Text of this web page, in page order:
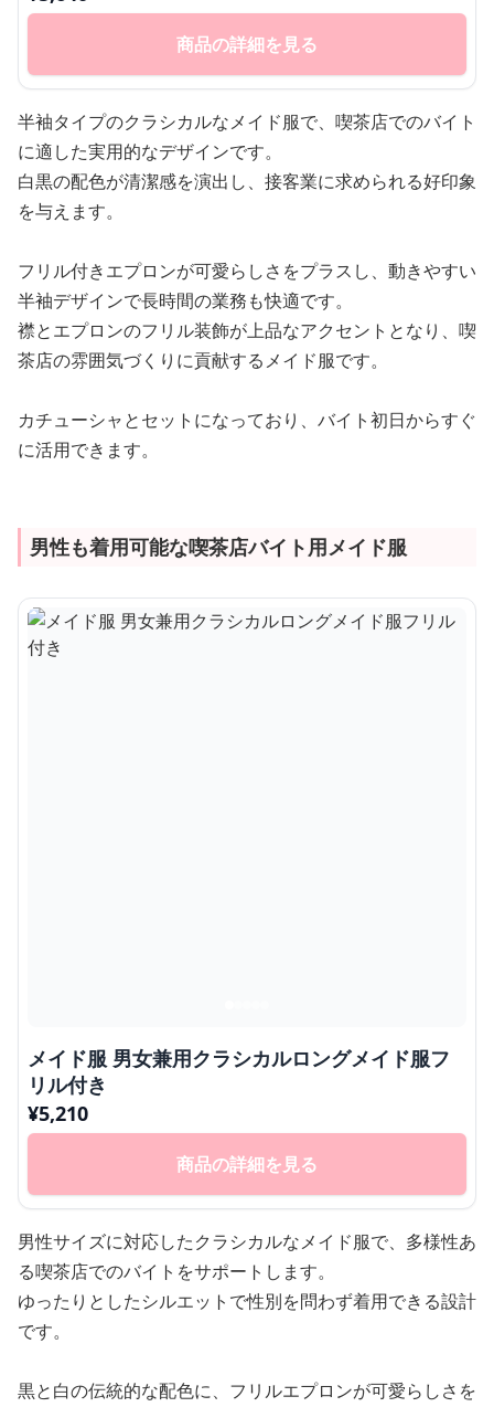
商品の詳細を見る
半袖タイプのクラシカルなメイド服で、喫茶店でのバイト
に適した実用的なデザインです。
白黒の配色が清潔感を演出し、接客業に求められる好印象
を与えます。
フリル付きエプロンが可愛らしさをプラスし、動きやすい
半袖デザインで長時間の業務も快適です。
襟とエプロンのフリル装飾が上品なアクセントとなり、喫
茶店の雰囲気づくりに貢献するメイド服です。
カチューシャとセットになっており、バイト初日からすぐ
に活用できます。
男性も着用可能な喫茶店バイト用メイド服
メイド服 男女兼用クラシカルロングメイド服フ
リル付き
¥5,210
商品の詳細を見る
男性サイズに対応したクラシカルなメイド服で、多様性あ
る喫茶店でのバイトをサポートします。
ゆったりとしたシルエットで性別を問わず着用できる設計
です。
黒と白の伝統的な配色に、フリルエプロンが可愛らしさを